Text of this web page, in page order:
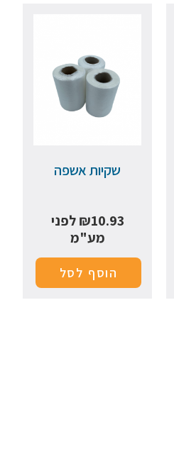
שקיות אשפה
₪10.93
לפני
מע"מ
הוסף לסל